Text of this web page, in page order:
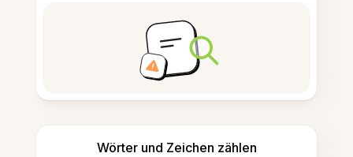
Wörter und Zeichen zählen